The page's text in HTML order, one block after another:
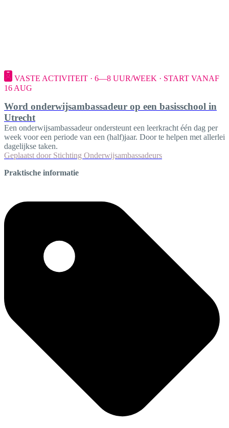
VASTE ACTIVITEIT · 6—8 UUR/WEEK · START VANAF
16 AUG
Word onderwijsambassadeur op een basisschool in
Utrecht
Een onderwijsambassadeur ondersteunt een leerkracht één dag per
week voor een periode van een (half)jaar. Door te helpen met allerlei
dagelijkse taken.
Geplaatst door Stichting Onderwijsambassadeurs
Praktische informatie